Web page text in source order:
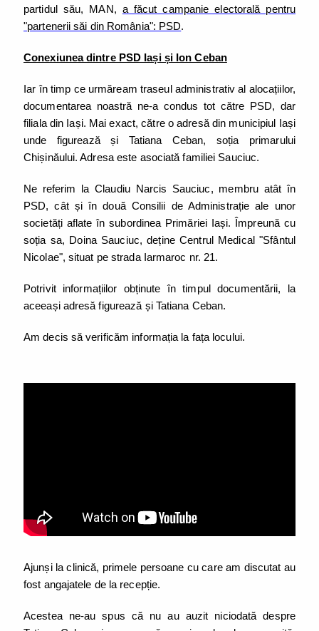
partidul său, MAN, a făcut campanie electorală pentru
"partenerii săi din România": PSD.
Conexiunea dintre PSD Iași și Ion Ceban
Iar în timp ce urmăream traseul administrativ al alocațiilor,
documentarea noastră ne-a condus tot către PSD, dar
filiala din Iași. Mai exact, către o adresă din municipiul Iași
unde figurează și Tatiana Ceban, soția primarului
Chișinăului. Adresa este asociată familiei Sauciuc.
Ne referim la Claudiu Narcis Sauciuc, membru atât în
PSD, cât și în două Consilii de Administrație ale unor
societăți aflate în subordinea Primăriei Iași. Împreună cu
soția sa, Doina Sauciuc, deține Centrul Medical "Sfântul
Nicolae", situat pe strada Iarmaroc nr. 21.
Potrivit informațiilor obținute în timpul documentării, la
aceeași adresă figurează și Tatiana Ceban.
Am decis să verificăm informația la fața locului.
Ajunși la clinică, primele persoane cu care am discutat au
fost angajatele de la recepție.
Acestea ne-au spus că nu au auzit niciodată despre